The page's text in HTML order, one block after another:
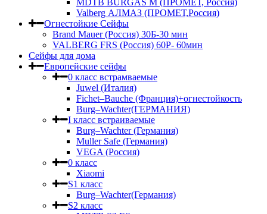
Valberg АЛМАЗ (ПРОМЕТ,Россия)
Огнестойкие Сейфы
Brand Mauer (Россия) 30Б-30 мин
VALBERG FRS (Россия) 60Р- 60мин
Сейфы для дома
Европейские сейфы
0 класс встрамваемые
Juwel (Италия)
Fichet–Bauche (Франция)+огнестойкость
Burg–Wachter(ГЕРМАНИЯ)
I класс встраиваемые
Burg–Wachter (Германия)
Muller Safe (Германия)
VEGA (Россия)
0 класс
Xiaomi
S1 класс
Burg–Wachter(Германия)
S2 класс